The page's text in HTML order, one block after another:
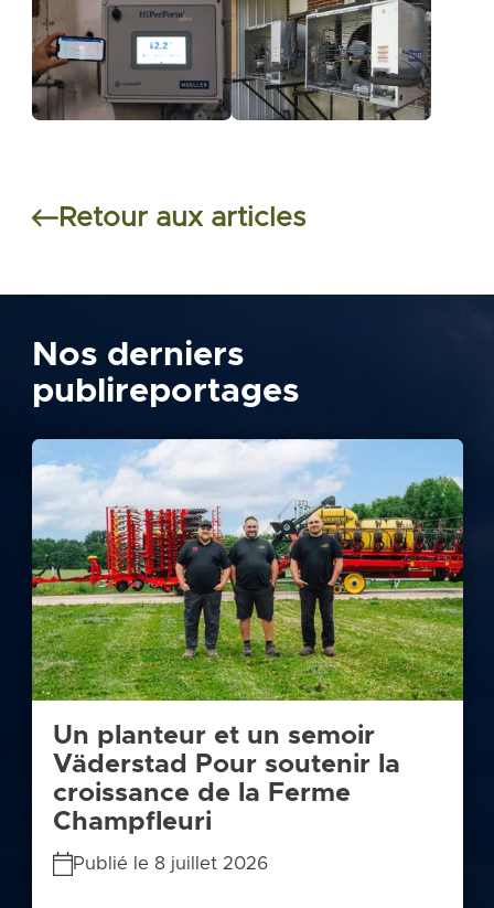
Retour aux articles
Nos derniers
publireportages
Un planteur et un semoir
Väderstad Pour soutenir la
croissance de la Ferme
Champfleuri
Publié le 8 juillet 2026